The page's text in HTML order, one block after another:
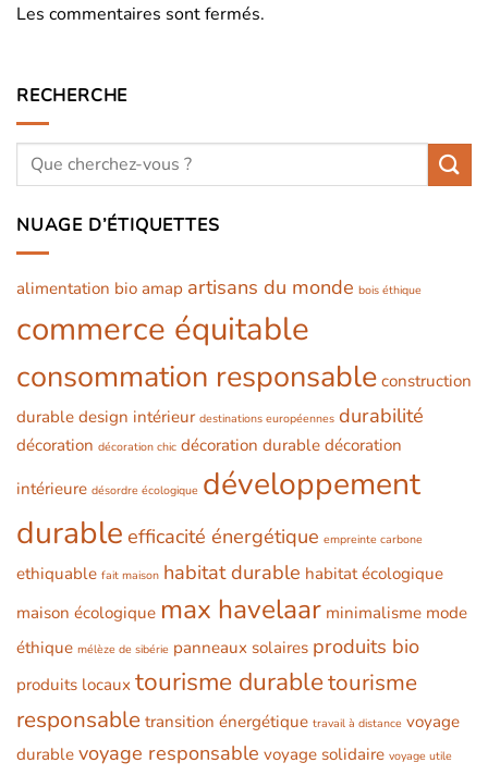
Les commentaires sont fermés.
RECHERCHE
NUAGE D’ÉTIQUETTES
alimentation bio amap artisans du monde bois éthique
commerce équitable
consommation responsable construction
durable design intérieur destinations européennes durabilité
décoration décoration chic décoration durable décoration
intérieure désordre écologique développement
durable efficacité énergétique empreinte carbone
ethiquable fait maison habitat durable habitat écologique
maison écologique max havelaar minimalisme mode
éthique mélèze de sibérie panneaux solaires produits bio
produits locaux tourisme durabletourisme
responsable transition énergétique travail à distance voyage
durable voyage responsable voyage solidaire voyage utile